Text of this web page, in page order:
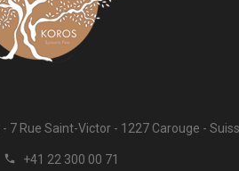
7 Rue Saint-Victor 1227 Carouge
 +41 22 300 00 71